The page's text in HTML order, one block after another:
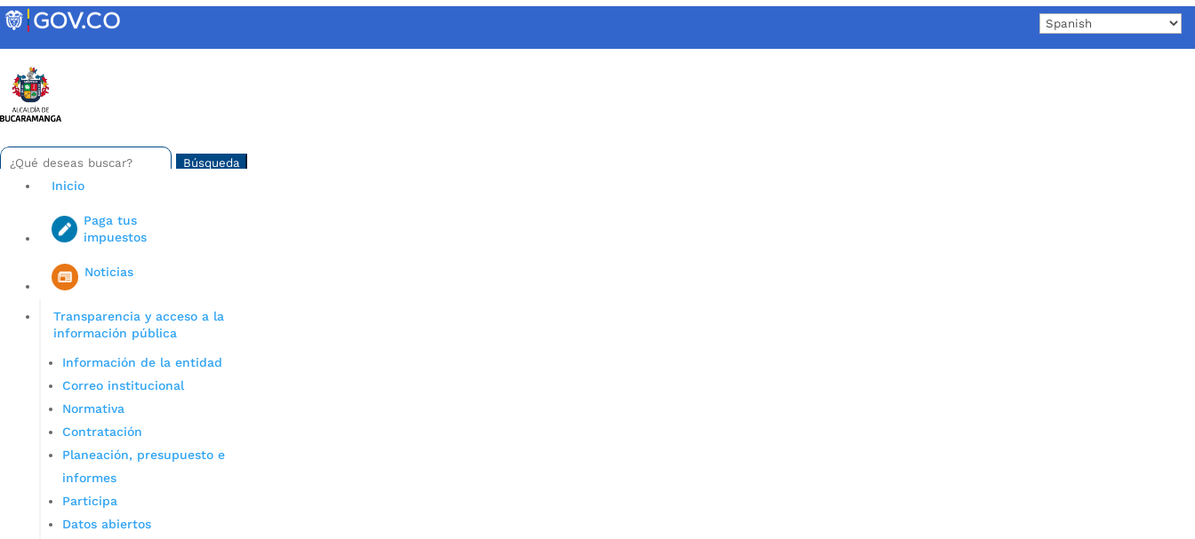
Skip
to
Buscar:
Search
for...
Iniciar sesión en gov co
Inicio
Paga tus
impuestos
Noticias
Transparencia y acceso a la
información pública
Información de la entidad
Correo institucional
Normativa
Contratación
Planeación, presupuesto e
informes
Participa
Datos abiertos